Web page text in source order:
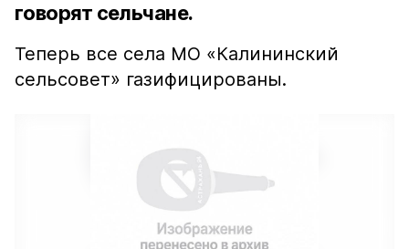
говорят сельчане.
Теперь все села МО «Калининский
сельсовет» газифицированы.